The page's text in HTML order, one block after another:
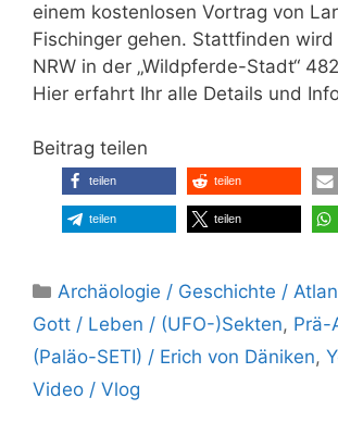
einem kostenlosen Vortrag von
Fischinger gehen. Stattfinden
NRW in der „Wildpferde-Stadt“
Hier erfahrt Ihr alle Details und
Beitrag teilen
teilen teilen
teilen teilen
Kategorien
Archäologie / Geschichte /
Gott / Leben / (UFO-)Sekten, Prä-
(Paläo-SETI) / Erich von Däniken,
Video / Vlog